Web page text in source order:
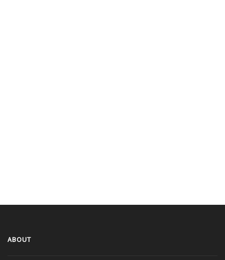
ABOUT